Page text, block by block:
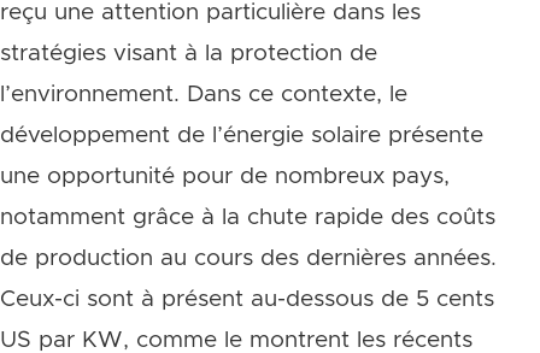
reçu une attention particulière dans les
stratégies visant à la protection de
l’environnement. Dans ce contexte, le
développement de l’énergie solaire présente
une opportunité pour de nombreux pays,
notamment grâce à la chute rapide des coûts
de production au cours des dernières années.
Ceux-ci sont à présent au-dessous de 5 cents
US par KW, comme le montrent les récents